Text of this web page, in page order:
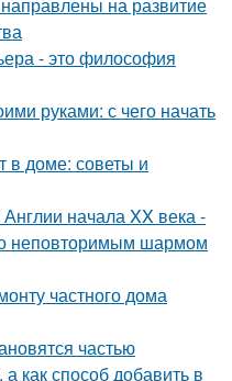
- это философия
руками: с чего начать
в доме: советы и
начала XX века -
неповторимым шармом
частного дома
частью
как способ добавить в